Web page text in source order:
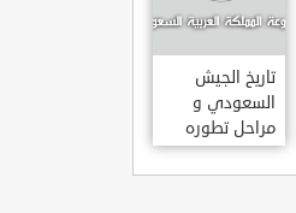
تاريخ الجيش
السعودي و
مراحل تطوره